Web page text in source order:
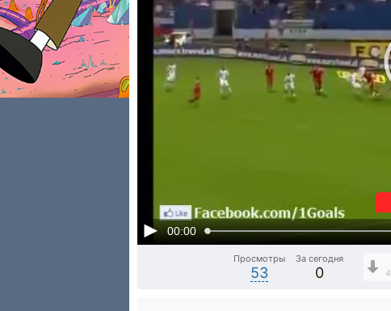
00:00
Просмотры
53
За сегодня
0 4